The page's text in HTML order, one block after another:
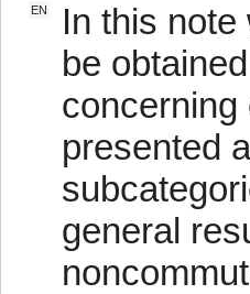
EN
In this
be
presented
general